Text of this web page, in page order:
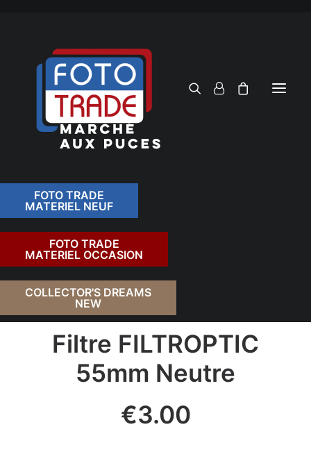
FOTO TRADE
MATERIEL NEUF
FOTO TRADE
MATERIEL OCCASION
COLLECTOR'S DREAMS
NEW
RETOUR
Filtre FILTROPTIC
55mm Neutre
€3.00